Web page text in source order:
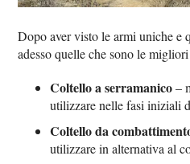
Dopo aver visto le armi uniche e
adesso quelle che sono le
Coltello a serramanico–
utilizzare nelle fasi iniziali
Coltello da
utilizzare in alternativa al